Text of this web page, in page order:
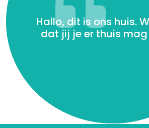
Hallo, dit is ons huis.
dat jij je er thuis mag
We zullen doen wat we
om goed zorg voor
dragen.
Previous